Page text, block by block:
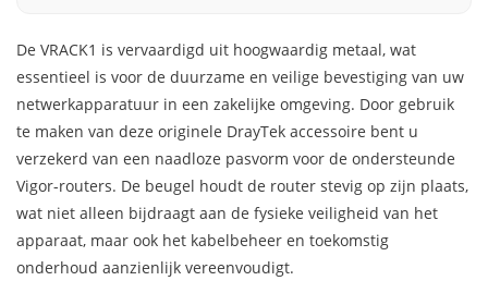
De VRACK1 is vervaardigd uit hoogwaardig metaal, wat
essentieel is voor de duurzame en veilige bevestiging van uw
netwerkapparatuur in een zakelijke omgeving. Door gebruik
te maken van deze originele DrayTek accessoire bent u
verzekerd van een naadloze pasvorm voor de ondersteunde
Vigor-routers. De beugel houdt de router stevig op zijn plaats,
wat niet alleen bijdraagt aan de fysieke veiligheid van het
apparaat, maar ook het kabelbeheer en toekomstig
onderhoud aanzienlijk vereenvoudigt.